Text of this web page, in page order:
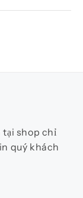
tại shop chỉ
quý khách